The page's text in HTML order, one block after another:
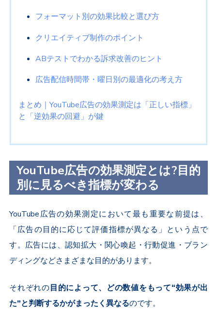
フォーマット別の効果比較と選び方
クリエイティブ制作のポイント
ABテストでわかる訴求改善のヒント
広告配信時間帯・曜日別の最適化の考え方
まとめ｜YouTube広告の効果測定は「正しい指標」
と「逆効果の回避」が鍵
YouTube広告の効果測定とは?目的
別に見るべき指標が変わる
YouTube広告の効果測定において最も重要な前提は、
「広告の目的に応じて評価指標が異なる」という点で
す。広告には、認知拡大・関心喚起・行動促進・ブラン
ディングなどさまざまな目的があります。
それぞれの目的によって、どの数値をもって“効果が出
た”と判断するかがまったく異なるのです。